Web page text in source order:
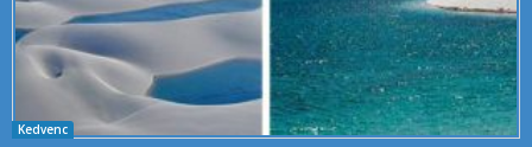
Kedvenc